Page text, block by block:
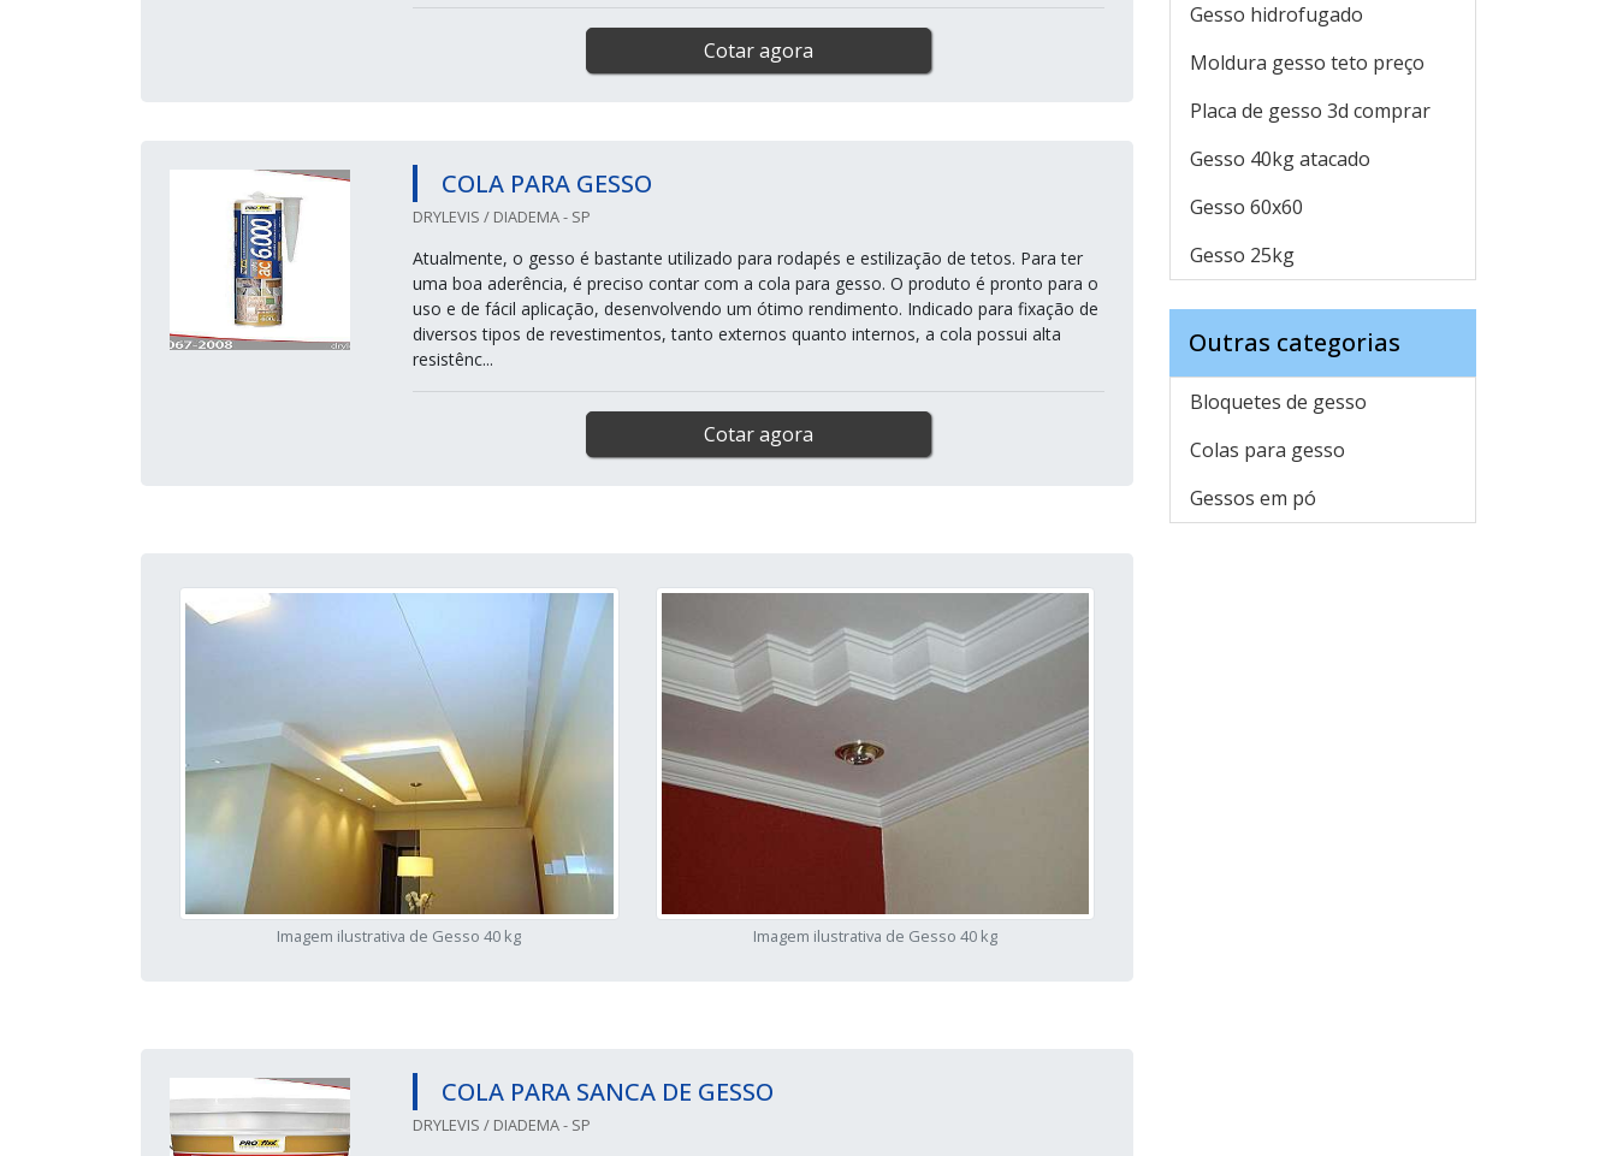
Cotar agora
COLA PARA GESSO
DRYLEVIS / DIADEMA - SP
Atualmente, o gesso é bastante utilizado para rodapés e estilização de tetos. Para ter
uma boa aderência, é preciso contar com a cola para gesso. O produto é pronto para o
uso e de fácil aplicação, desenvolvendo um ótimo rendimento. Indicado para fixação de
diversos tipos de revestimentos, tanto externos quanto internos, a cola possui alta
resistênc...
Cotar agora
Imagem ilustrativa de Gesso 40 kg Imagem ilustrativa de Gesso 40 kg
COLA PARA SANCA DE GESSO
DRYLEVIS / DIADEMA - SP
Gesso hidrofugado
Moldura gesso teto preço
Placa de gesso 3d comprar
Gesso 40kg atacado
Gesso 60x60
Gesso 25kg
Outras categorias
Bloquetes de gesso
Colas para gesso
Gessos em pó